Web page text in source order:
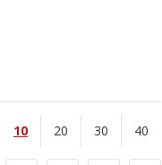
10 20 30 40